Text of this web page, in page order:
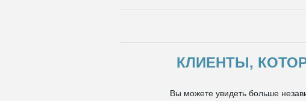
КЛИЕНТЫ,
Вы можете увидеть больше